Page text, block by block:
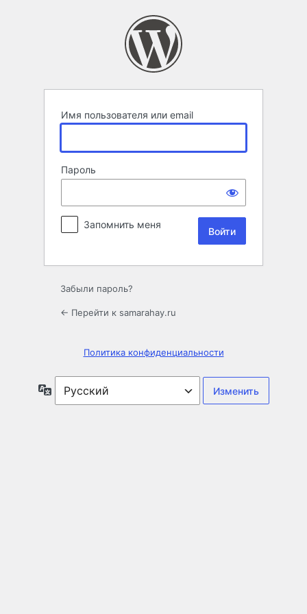
Имя пользователя или email
Пароль
Запомнить меня
Забыли пароль?
← Перейти к samarahay.ru
Политика конфиденциальности
Язык